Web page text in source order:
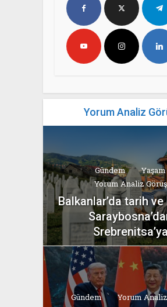
Yorum Analiz
Gündem
Yaşam
Yorum Analiz Görüş
Balkanlar’da tarih ve
Srebrenitsa’ya
yazan
Bahri Ak
Gündem Yorum